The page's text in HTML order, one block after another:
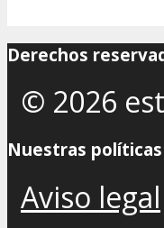
Derechos
© 2026
Nuestras políticas
Aviso legal